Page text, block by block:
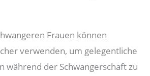
Frauen können
verwenden, um gelegentliche
während der Schwangerschaft zu